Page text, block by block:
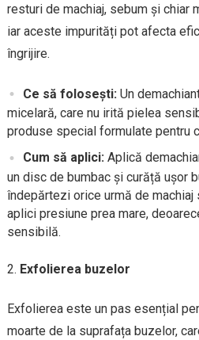
resturi de machiaj, sebum și chiar
iar aceste impurități pot afecta
îngrijire.
Ce să folosești:Un
micelară, care nu irită pielea
produse special formulate pentru
Cum să aplici:Aplică
un disc de bumbac și curăță ușor
îndepărtezi orice urmă de machiaj
aplici presiune prea mare,
sensibilă.
Exfolierea buzelor
Exfolierea este un pas esențial
moarte de la suprafața buzelor,